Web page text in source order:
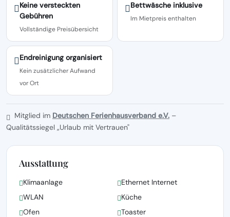
Keine versteckten
Gebühren
Vollständige Preisübersicht
Bettwäsche inklusive
Im Mietpreis enthalten
Endreinigung organisiert
Kein zusätzlicher Aufwand
vor Ort
Mitglied im Deutschen Ferienhausverband e.V. –
Qualitätssiegel „Urlaub mit Vertrauen"
Ausstattung
Klimaanlage
Ethernet Internet
WLAN
Küche
Ofen
Toaster